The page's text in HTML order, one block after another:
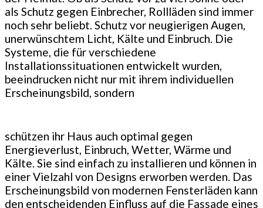
als Schutz gegen Einbrecher, Rollläden sind immer
noch sehr beliebt. Schutz vor neugierigen Augen,
unerwünschtem Licht, Kälte und Einbruch. Die
Systeme, die für verschiedene
Installationssituationen entwickelt wurden,
beeindrucken nicht nur mit ihrem individuellen
Erscheinungsbild, sondern
schützen ihr Haus auch optimal gegen
Energieverlust, Einbruch, Wetter, Wärme und
Kälte. Sie sind einfach zu installieren und können in
einer Vielzahl von Designs erworben werden. Das
Erscheinungsbild von modernen Fensterläden kann
den entscheidenden Einfluss auf die Fassade eines